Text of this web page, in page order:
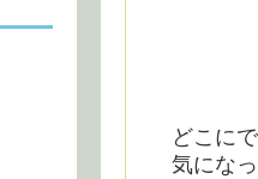
どこに
気にな